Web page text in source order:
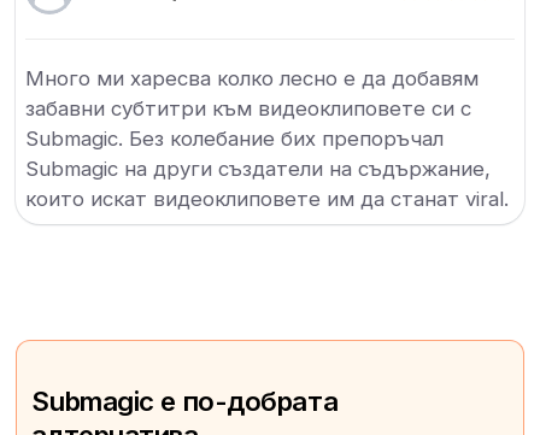
Много ми харесва колко лесно е да добавям
забавни субтитри към видеоклиповете си с
Submagic. Без колебание бих препоръчал
Submagic на други създатели на съдържание,
които искат видеоклиповете им да станат viral.
Submagic е по-добрата